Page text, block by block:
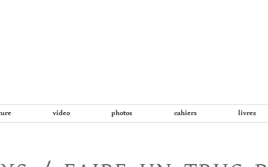
video photos cahiers livres